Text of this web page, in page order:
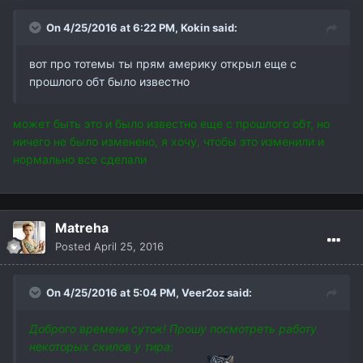
On 4/25/2016 at 6:22 PM, Kokinsaid:
вот про тотемы ты прям америку открыл еще с
прошлого обт было известно
может быть это и было известно еще с прошлого обт, но
ничего не было изменено, я хочу, чтобы это изменили и
нормально все сделали
Matreha
Posted April 25, 2016
On 4/25/2016 at 5:04 PM, Veer2ozsaid:
Доброго времени суток! Прошу посмотреть работу
некоторых скилов у тира: